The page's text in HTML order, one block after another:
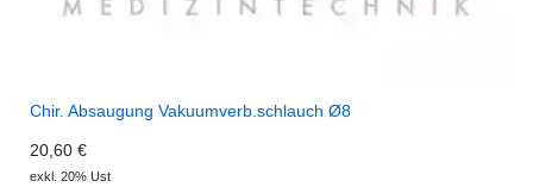
Chir. Absaugung Vakuumverb.schlauch Ø8
20,60 €
exkl. 20% Ust